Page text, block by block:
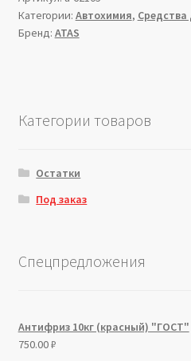
Категории: Автохимия, Средства
Бренд: ATAS
Категории товаров
Остатки
Под заказ
Спецпредложения
Антифриз 10кг (красный) "ГОСТ"
750.00₽